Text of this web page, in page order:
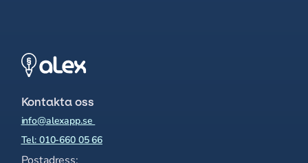
Kontakta oss
info@alexapp.se
Tel: 010-660 05 66